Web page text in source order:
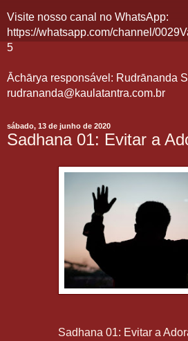
Visite nosso canal no WhatsApp:
https://whatsapp.com/channel/
5
Āchārya responsável: Rudrānanda
rudrananda@kaulatantra.com.br
sábado, 13 de junho de 2020
Sadhana 01: Evitar a
Sadhana 01: Evitar a